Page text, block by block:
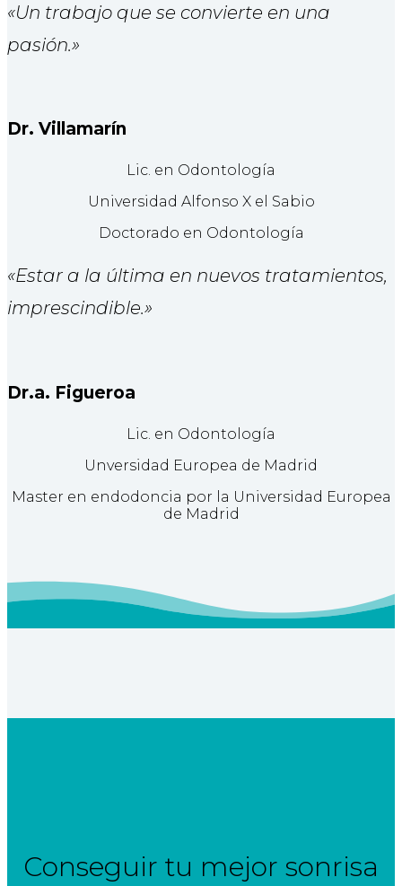
«Un trabajo que se convierte en una
pasión.»
Dr. Villamarín
Lic. en Odontología
Universidad Alfonso X el Sabio
Doctorado en Odontología
«Estar a la última en nuevos tratamientos,
imprescindible.»
Dr.a. Figueroa
Lic. en Odontología
Unversidad Europea de Madrid
Master en endodoncia por la Universidad Europea
de Madrid
Conseguir tu mejor sonrisa